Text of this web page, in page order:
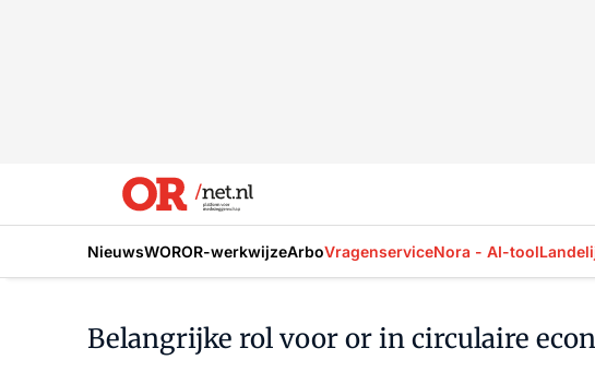
NieuwsWOROR-werkwijzeArboVragenserviceNora - AI-tool
Belangrijke rol voor or in circulaire